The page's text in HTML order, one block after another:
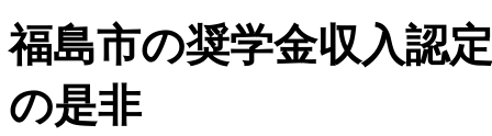
福島市の奨学金収入認
の是非